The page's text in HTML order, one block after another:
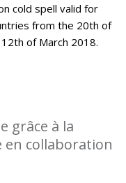
cold spell valid for
from the 20th of
of March 2018.
grâce à la
en collaboration